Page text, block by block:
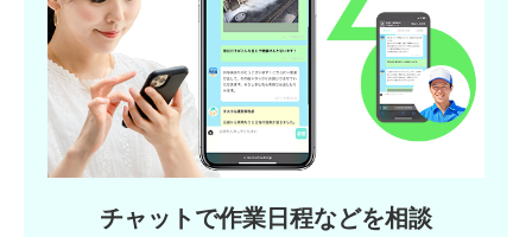
チャットで作業日程などを相談